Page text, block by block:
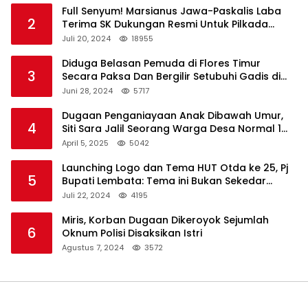
2
Full Senyum! Marsianus Jawa-Paskalis Laba
Terima SK Dukungan Resmi Untuk Pilkada
Lembata
Juli 20, 2024 18955
3
Diduga Belasan Pemuda di Flores Timur
Secara Paksa Dan Bergilir Setubuhi Gadis di
Bawah Umur
Juni 28, 2024 5717
4
Dugaan Penganiayaan Anak Dibawah Umur,
Siti Sara Jalil Seorang Warga Desa Normal 1
Melapor ke Polisi
April 5, 2025 5042
5
Launching Logo dan Tema HUT Otda ke 25, Pj
Bupati Lembata: Tema ini Bukan Sekedar
Refleksi Semalam
Juli 22, 2024 4195
6
Miris, Korban Dugaan Dikeroyok Sejumlah
Oknum Polisi Disaksikan Istri
Agustus 7, 2024 3572